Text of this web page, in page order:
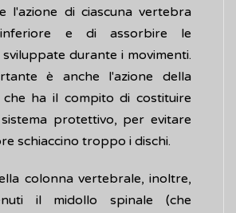
l'azione di ciascuna vertebra
e di assorbire le
durante i movimenti.
è anche l'azione della
che ha il compito di costituire
protettivo, per evitare
schiaccino troppo i dischi.
colonna vertebrale, inoltre,
il midollo spinale (che